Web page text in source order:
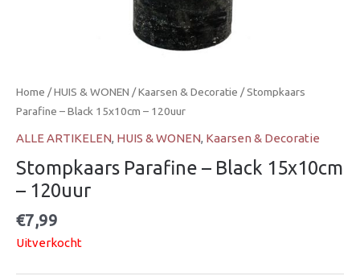
Home /HUIS & WONEN /Kaarsen & Decoratie / Stompkaars
Parafine – Black 15x10cm – 120uur
ALLE ARTIKELEN, HUIS & WONEN, Kaarsen & Decoratie
Stompkaars Parafine – Black 15x10cm
– 120uur
€7,99
Uitverkocht